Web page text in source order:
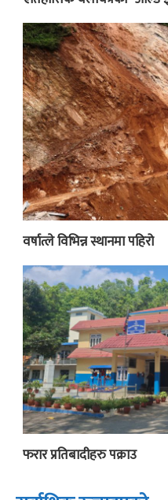
वर्षात्ले विभिन्न स्थानमा पहिरो
फरार प्रतिबादीहरु पक्राउ